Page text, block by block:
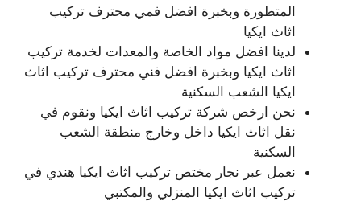
المتطورة وبخبرة افضل فمي محترف تركيب
اثاث ايكيا
لدينا افضل مواد الخاصة والمعدات لخدمة تركيب
اثاث ايكيا وبخبرة افضل فني محترف تركيب اثاث
ايكيا الشعب السكنية
نحن ارخص شركة تركيب اثاث ايكيا ونقوم في
نقل اثاث ايكيا داخل وخارج منطقة الشعب
السكنية
نعمل عبر نجار مختص تركيب اثاث ايكيا هندي في
تركيب اثاث ايكيا المنزلي والمكتبي